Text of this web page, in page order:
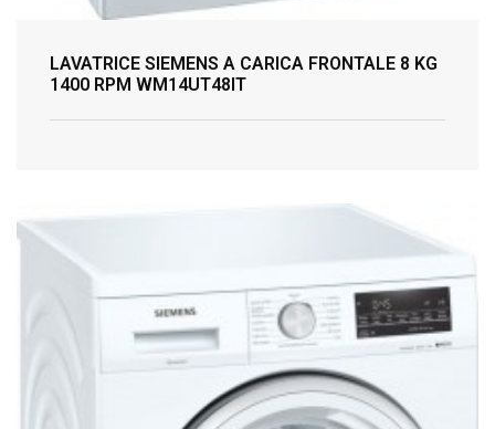
LAVATRICE SIEMENS A CARICA FRONTALE 8 KG
1400 RPM WM14UT48IT